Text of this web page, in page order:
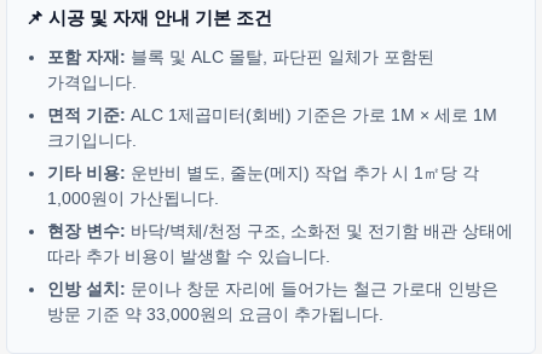
📌 시공 및 자재 안내 기본 조건
포함 자재: 블록 및 ALC 몰탈, 파단핀 일체가 포함된
가격입니다.
면적 기준: ALC 1제곱미터(회베) 기준은 가로 1M × 세로 1M
크기입니다.
기타 비용: 운반비 별도, 줄눈(메지) 작업 추가 시 1㎡당 각
1,000원이 가산됩니다.
현장 변수: 바닥/벽체/천정 구조, 소화전 및 전기함 배관 상태에
따라 추가 비용이 발생할 수 있습니다.
인방 설치: 문이나 창문 자리에 들어가는 철근 가로대 인방은
방문 기준 약 33,000원의 요금이 추가됩니다.